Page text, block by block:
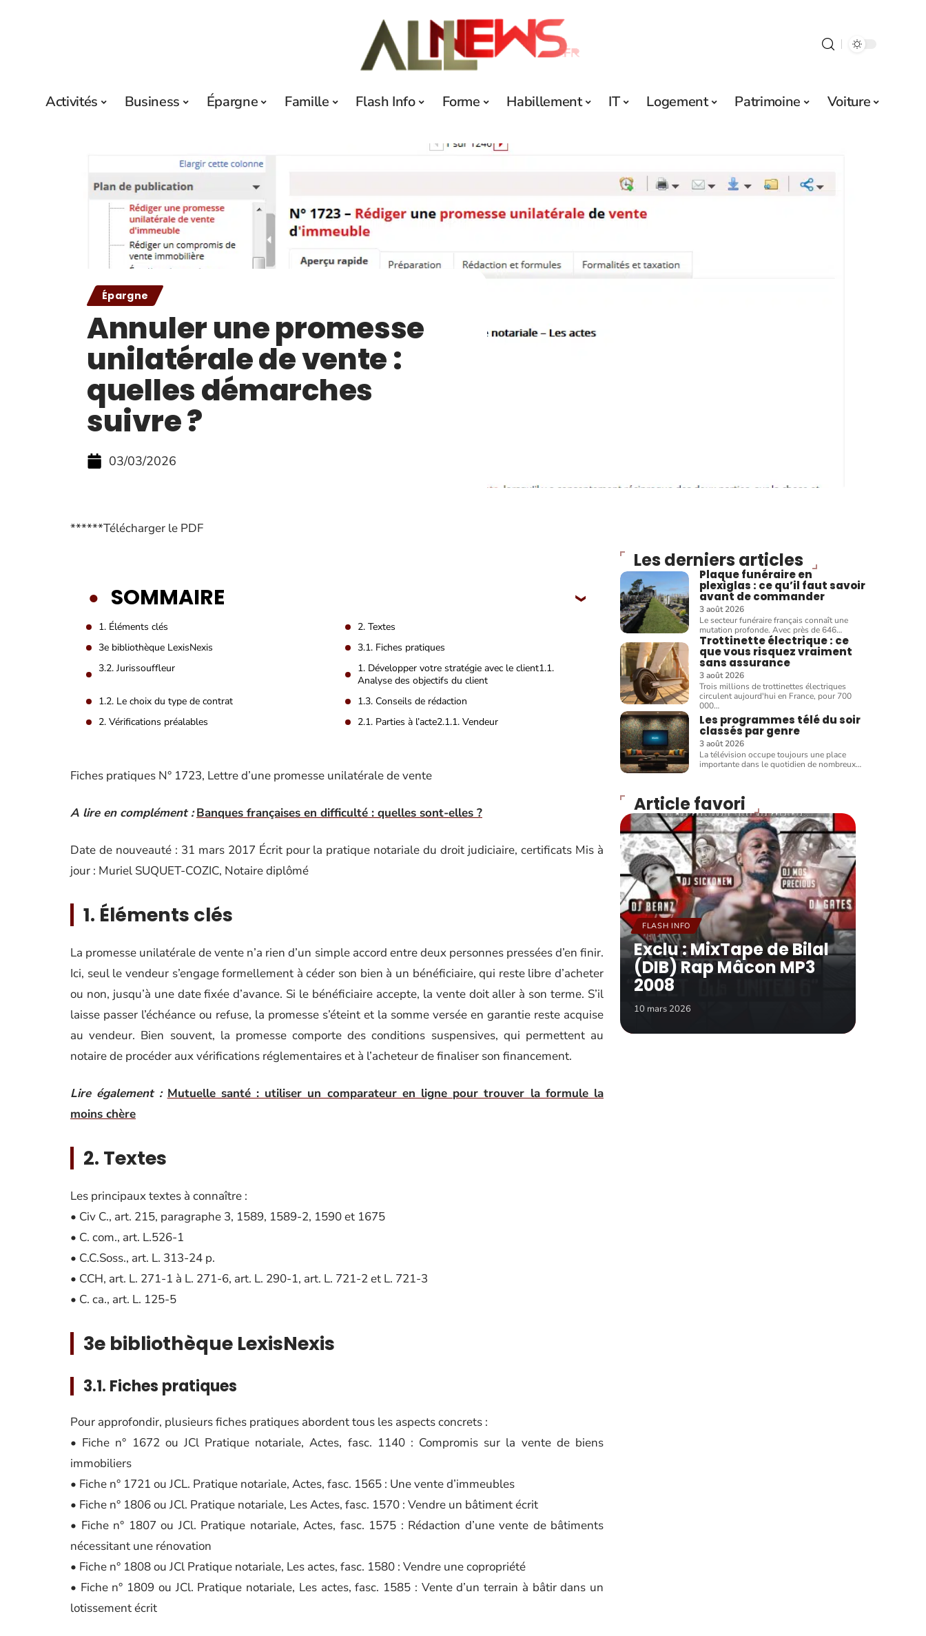
Activités Business Épargne Famille Flash Info Forme Habillement IT Logement Patrimoine Voiture
Épargne
Annuler une promesse
unilatérale de vente :
quelles démarches
suivre ?
03/03/2026
******Télécharger le PDF
SOMMAIRE
1. Éléments clés
2. Textes
3e bibliothèque LexisNexis
3.1. Fiches pratiques
3.2. Jurissouffleur
1. Développer votre stratégie avec le client1.1.
Analyse des objectifs du client
1.2. Le choix du type de contrat
1.3. Conseils de rédaction
2. Vérifications préalables
2.1. Parties à l’acte2.1.1. Vendeur
Fiches pratiques N° 1723, Lettre d’une promesse unilatérale de vente
A lire en complément : Banques françaises en difficulté : quelles sont-elles ?
Date de nouveauté : 31 mars 2017 Écrit pour la pratique notariale du droit judiciaire, certificats Mis à
jour : Muriel SUQUET-COZIC, Notaire diplômé
1. Éléments clés
La promesse unilatérale de vente n’a rien d’un simple accord entre deux personnes pressées d’en finir.
Ici, seul le vendeur s’engage formellement à céder son bien à un bénéficiaire, qui reste libre d’acheter
ou non, jusqu’à une date fixée d’avance. Si le bénéficiaire accepte, la vente doit aller à son terme. S’il
laisse passer l’échéance ou refuse, la promesse s’éteint et la somme versée en garantie reste acquise
au vendeur. Bien souvent, la promesse comporte des conditions suspensives, qui permettent au
notaire de procéder aux vérifications réglementaires et à l’acheteur de finaliser son financement.
Lire également : Mutuelle santé : utiliser un comparateur en ligne pour trouver la formule la
moins chère
2. Textes
Les principaux textes à connaître :
• Civ C., art. 215, paragraphe 3, 1589, 1589-2, 1590 et 1675
• C. com., art. L.526-1
• C.C.Soss., art. L. 313-24 p.
• CCH, art. L. 271-1 à L. 271-6, art. L. 290-1, art. L. 721-2 et L. 721-3
• C. ca., art. L. 125-5
3e bibliothèque LexisNexis
3.1. Fiches pratiques
Pour approfondir, plusieurs fiches pratiques abordent tous les aspects concrets :
• Fiche n° 1672 ou JCl Pratique notariale, Actes, fasc. 1140 : Compromis sur la vente de biens
immobiliers
• Fiche n° 1721 ou JCL. Pratique notariale, Actes, fasc. 1565 : Une vente d’immeubles
• Fiche n° 1806 ou JCl. Pratique notariale, Les Actes, fasc. 1570 : Vendre un bâtiment écrit
• Fiche n° 1807 ou JCl. Pratique notariale, Actes, fasc. 1575 : Rédaction d’une vente de bâtiments
nécessitant une rénovation
• Fiche n° 1808 ou JCl Pratique notariale, Les actes, fasc. 1580 : Vendre une copropriété
• Fiche n° 1809 ou JCl. Pratique notariale, Les actes, fasc. 1585 : Vente d’un terrain à bâtir dans un
lotissement écrit
Les derniers articles
Plaque funéraire en
plexiglas : ce qu’il faut savoir
avant de commander
3 août 2026
Le secteur funéraire français connaît une
mutation profonde. Avec près de 646…
Trottinette électrique : ce
que vous risquez vraiment
sans assurance
3 août 2026
Trois millions de trottinettes électriques
circulent aujourd'hui en France, pour 700
000…
Les programmes télé du soir
classés par genre
3 août 2026
La télévision occupe toujours une place
importante dans le quotidien de nombreux…
Article favori
FLASH INFO
Exclu : MixTape de Bilal
(DIB) Rap Mâcon MP3
2008
10 mars 2026